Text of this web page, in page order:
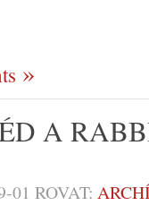
A
01 ROVAT: